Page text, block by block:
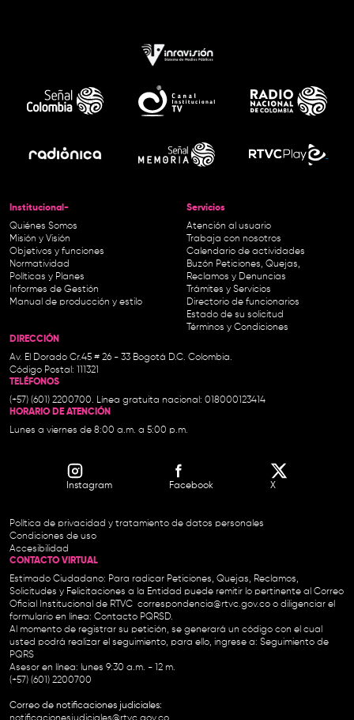
Institucional-
Quiénes Somos
Misión y Visión
Objetivos y funciones
Normatividad
Políticas y Planes
Informes de Gestión
Manual de producción y estilo
Servicios
Atención al usuario
Trabaja con nosotros
Calendario de actividades
Buzón Peticiones, Quejas,
Reclamos y Denuncias
Trámites y Servicios
Directorio de funcionarios
Estado de su solicitud
Términos y Condiciones
DIRECCIÓN
Av. El Dorado Cr.45 # 26 - 33 Bogotá D.C. Colombia.
Código Postal: 111321
TELÉFONOS
(+57) (601) 2200700. Línea gratuita nacional: 018000123414
HORARIO DE ATENCIÓN
Lunes a viernes de 8:00 a.m. a 5:00 p.m.
Instagram Facebook X
Política de privacidad y tratamiento de datos personales
Condiciones de uso
Accesibilidad
CONTACTO VIRTUAL
Estimado Ciudadano: Para radicar Peticiones, Quejas, Reclamos,
Solicitudes y Felicitaciones a la Entidad puede remitir lo pertinente al Correo
Oficial Institucional de RTVC correspondencia@rtvc.gov.co o diligenciar el
formulario en línea: Contacto PQRSD.
Al momento de registrar su petición, se generará un código con el cual
usted podrá realizar el seguimiento, para ello, ingrese a: Seguimiento de
PQRS
Asesor en línea: lunes 9:30 a.m. - 12 m.
(+57) (601) 2200700
Correo de notificaciones judiciales: